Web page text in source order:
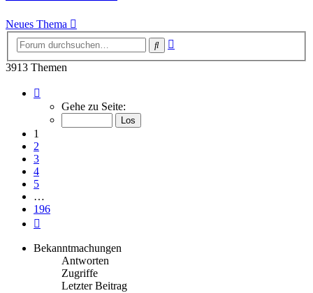
Neues Thema
Suche
3913 Themen
von
Gehe zu Seite:
1
2
3
4
5
…
196
Bekanntmachungen
Antworten
Zugriffe
Letzter Beitrag